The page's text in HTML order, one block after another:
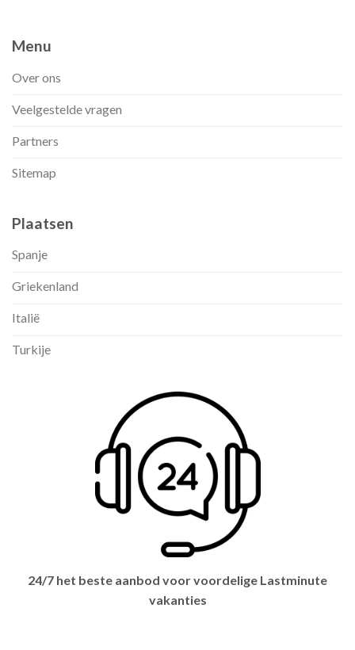
Menu
Over ons
Veelgestelde vragen
Partners
Sitemap
Plaatsen
Spanje
Griekenland
Italië
Turkije
24/7 het beste aanbod voor voordelige Lastminute
vakanties